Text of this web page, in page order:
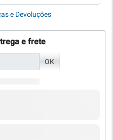
e Devoluções
e frete
OK